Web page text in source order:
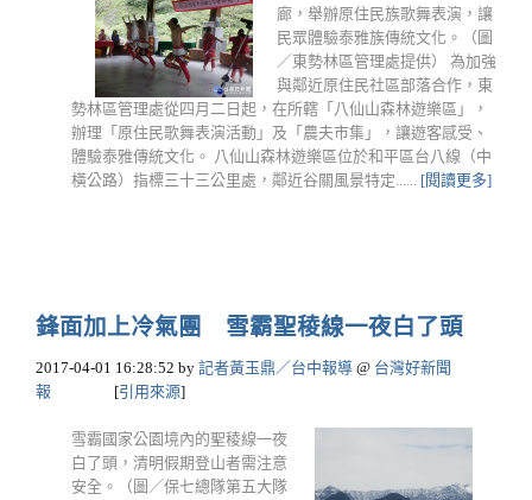
廊，舉辦原住民族歌舞表演，讓
民眾體驗泰雅族傳統文化。（圖
／東勢林區管理處提供） 為加強
與鄰近原住民社區部落合作，東
勢林區管理處從四月二日起，在所轄「八仙山森林遊樂區」，
辦理「原住民歌舞表演活動」及「農夫市集」，讓遊客感受、
體驗泰雅傳統文化。 八仙山森林遊樂區位於和平區台八線（中
橫公路）指標三十三公里處，鄰近谷關風景特定...... [閱讀更多]
鋒面加上冷氣團 雪霸聖稜線一夜白了頭
2017-04-01 16:28:52 by 記者黃玉鼎／台中報導 @ 台灣好新聞
報
[引用來源]
雪霸國家公園境內的聖稜線一夜
白了頭，清明假期登山者需注意
安全。（圖／保七總隊第五大隊